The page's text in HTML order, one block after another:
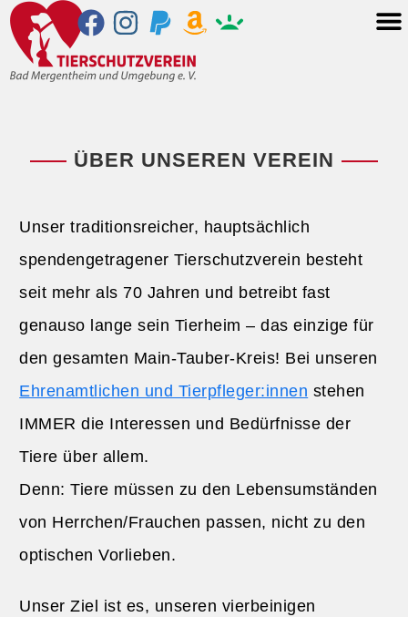
ÜBER UNSEREN VEREIN
Unser traditionsreicher, hauptsächlich
spendengetragener Tierschutzverein besteht
seit mehr als 70 Jahren und betreibt fast
genauso lange sein Tierheim – das einzige für
den gesamten Main-Tauber-Kreis! Bei unseren
Ehrenamtlichen und Tierpfleger:innen stehen
IMMER die Interessen und Bedürfnisse der
Tiere über allem.
Denn: Tiere müssen zu den Lebensumständen
von Herrchen/Frauchen passen, nicht zu den
optischen Vorlieben.
Unser Ziel ist es, unseren vierbeinigen